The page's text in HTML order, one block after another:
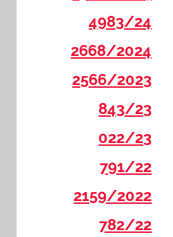
4983/24
2668/2024
2566/2023
843/23
022/23
791/22
2159/2022
782/22